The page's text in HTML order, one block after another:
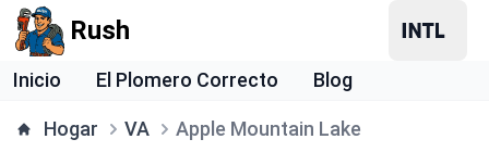
Rush
Inicio El Plomero Correcto Blog
Hogar VA Apple Mountain Lake